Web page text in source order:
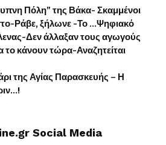
Πόλη” της Βάκα- Σκαμμένοι
Ράβε, ξήλωνε -Το …Ψηφιακό
Δεν άλλαξαν τους αγωγούς
κάνουν τώρα-Αναζητείται
της Αγίας Παρασκευής – Η
Social Media